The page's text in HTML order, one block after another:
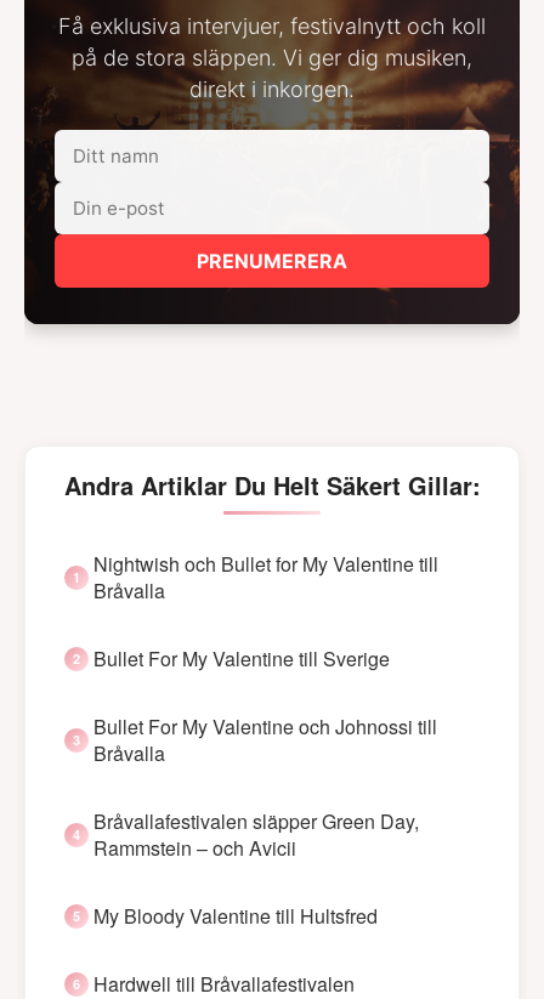
Få exklusiva intervjuer, festivalnytt och koll
på de stora släppen. Vi ger dig musiken,
direkt i inkorgen.
PRENUMERERA
Andra Artiklar Du Helt Säkert Gillar:
Nightwish och Bullet for My Valentine till
Bråvalla
Bullet For My Valentine till Sverige
Bullet For My Valentine och Johnossi till
Bråvalla
Bråvallafestivalen släpper Green Day,
Rammstein – och Avicii
My Bloody Valentine till Hultsfred
Hardwell till Bråvallafestivalen